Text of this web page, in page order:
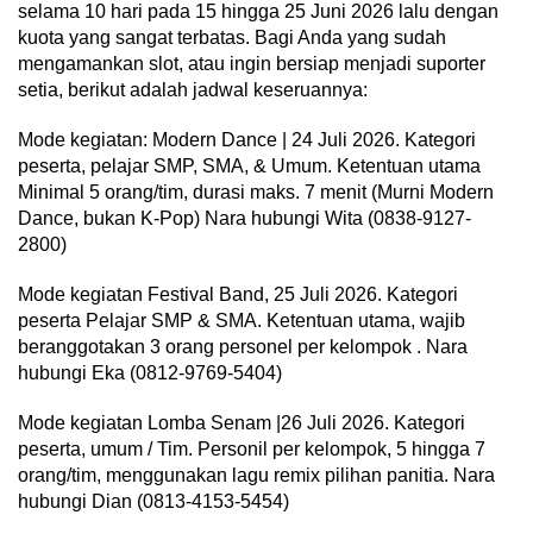
selama 10 hari pada 15 hingga 25 Juni 2026 lalu dengan
kuota yang sangat terbatas. Bagi Anda yang sudah
mengamankan slot, atau ingin bersiap menjadi suporter
setia, berikut adalah jadwal keseruannya:
Mode kegiatan: Modern Dance | 24 Juli 2026. Kategori
peserta, pelajar SMP, SMA, & Umum. Ketentuan utama
Minimal 5 orang/tim, durasi maks. 7 menit (Murni Modern
Dance, bukan K-Pop) Nara hubungi Wita (0838-9127-
2800)
Mode kegiatan Festival Band, 25 Juli 2026. Kategori
peserta Pelajar SMP & SMA. Ketentuan utama, wajib
beranggotakan 3 orang personel per kelompok . Nara
hubungi Eka (0812-9769-5404)
Mode kegiatan Lomba Senam |26 Juli 2026. Kategori
peserta, umum / Tim. Personil per kelompok, 5 hingga 7
orang/tim, menggunakan lagu remix pilihan panitia. Nara
hubungi Dian (0813-4153-5454)